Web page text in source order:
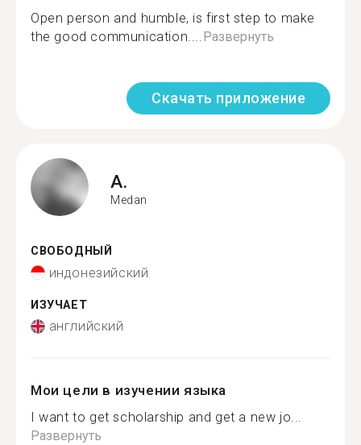
Open person and humble, is first step to make
the good communication....Развернуть
Скачать приложение
A.
Medan
СВОБОДНЫЙ
индонезийский
ИЗУЧАЕТ
английский
Мои цели в изучении языка
I want to get scholarship and get a new jo...
Развернуть